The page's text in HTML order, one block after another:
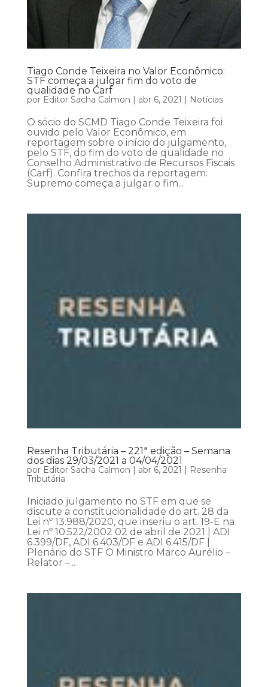
Tiago Conde Teixeira no Valor Econômico:
STF começa a julgar fim do voto de
qualidade no Carf
por Editor Sacha Calmon | abr 6, 2021 | Notícias
O sócio do SCMD Tiago Conde Teixeira foi
ouvido pelo Valor Econômico, em
reportagem sobre o início do julgamento,
pelo STF, do fim do voto de qualidade no
Conselho Administrativo de Recursos Fiscais
(Carf). Confira trechos da reportagem:
Supremo começa a julgar o fim...
Resenha Tributária – 221ª edição – Semana
dos dias 29/03/2021 a 04/04/2021
por Editor Sacha Calmon abr 6, 2021
Resenha
Tributária
Iniciado julgamento no STF em que se
discute a constitucionalidade do art. 28 da
Lei nº 13.988/2020, que inseriu o art. 19-E na
Lei nº 10.522/2002 02 de abril de 2021 | ADI
6.399/DF, ADI 6.403/DF e ADI 6.415/DF |
Plenário do STF O Ministro Marco Aurélio –
Relator –...